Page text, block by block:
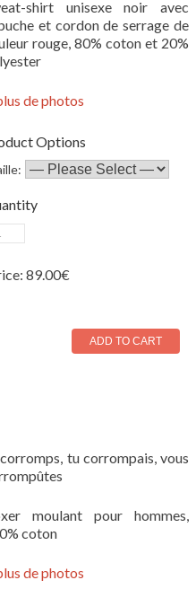
shirt unisexe noir avec
et cordon de serrage de
rouge, 80% coton et 20%
Options
89.00€
corromps, tu corrompais, vous
moulant pour hommes,
coton